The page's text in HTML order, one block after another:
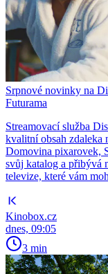
Srpnové novinky na
Futurama
Streamovací služba
kvalitní obsah zdaleka
Domovina pixarovek,
svůj katalog a přibývá
televize, které vám
Kinobox.cz
dnes, 09:05
3 min